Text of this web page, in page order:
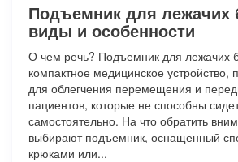
Подъемник для лежачих
виды и особенности
О чем речь? Подъемник для лежачих
компактное медицинское устройство,
для облегчения перемещения и
пациентов, которые не способны
самостоятельно. На что обратить
выбирают подъемник, оснащенный
крюками или...